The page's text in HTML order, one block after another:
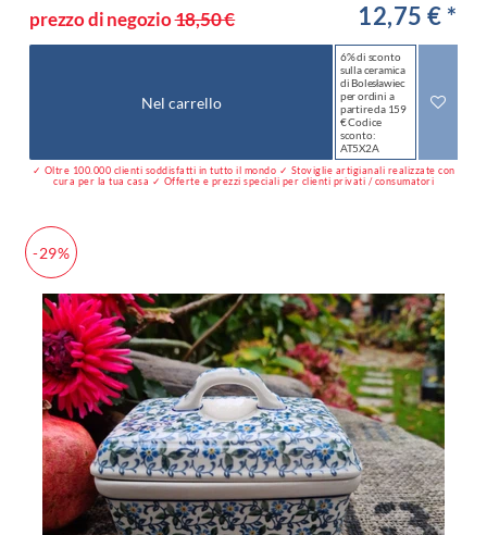
prezzo di negozio18,50 € 12,75 € *
Nel carrello
6% di sconto
sulla ceramica
di Bolesławiec
per ordini a
partire da 159
€ Codice
sconto:
AT5X2A
✓ Oltre 100.000 clienti soddisfatti in tutto il mondo ✓ Stoviglie artigianali realizzate con
cura per la tua casa ✓ Offerte e prezzi speciali per clienti privati / consumatori
-29%